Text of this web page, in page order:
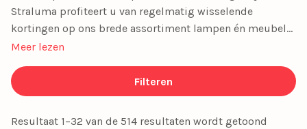
Straluma profiteert u van regelmatig wisselende
kortingen op ons brede assortiment lampen én meubels.
Van sfeervolle plafondlampen en spots tot stijlvolle
aanbiedingen maken stijlvol wonen betaalbaar. Mis geen
enkele deal en geef uw interieur een prachtige upgrade
Meer lezen
Filteren
Resultaat 1–32 van de 514 resultaten wordt getoond